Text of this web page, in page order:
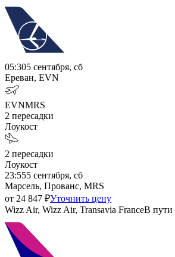
05:305 сентября, сб
Ереван, EVN
EVNMRS
2 пересадки
Лоукост
2 пересадки
Лоукост
23:555 сентября, сб
Марсель, Прованс, MRS
от 24 847 ₽Уточнить цену
Wizz Air, Wizz Air, Transavia FranceВ пути